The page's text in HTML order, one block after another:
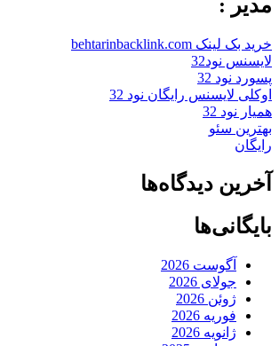
مدیر :
خرید بک لینک behtarinbacklink.com
لایسنس نود32
پسورد نود 32
اوکلی لایسنس رایگان نود 32
همیار نود 32
بهترین سئو
رایگان
آخرین دیدگاه‌ها
بایگانی‌ها
آگوست 2026
جولای 2026
ژوئن 2026
فوریه 2026
ژانویه 2026